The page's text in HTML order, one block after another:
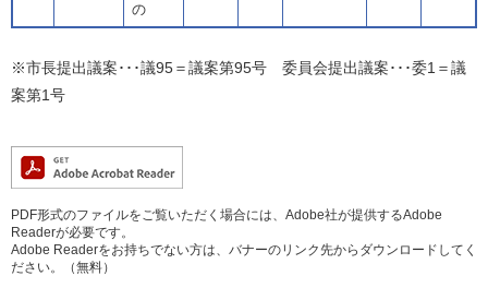
の
※市長提出議案･･･議95＝議案第95号 委員会提出議案･･･委1＝議
案第1号
PDF形式のファイルをご覧いただく場合には、Adobe社が提供するAdobe
Readerが必要です。
Adobe Readerをお持ちでない方は、バナーのリンク先からダウンロードしてく
ださい。（無料）